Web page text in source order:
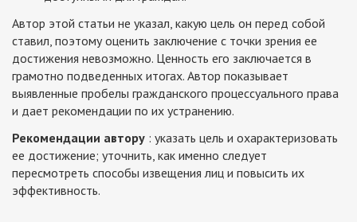
Автор этой статьи не указал, какую цель он перед собой
ставил, поэтому оценить заключение с точки зрения ее
достижения невозможно. Ценность его заключается в
грамотно подведенных итогах. Автор показывает
выявленные пробелы гражданского процессуального права
и дает рекомендации по их устранению.
Рекомендации автору : указать цель и охарактеризовать
ее достижение; уточнить, как именно следует
пересмотреть способы извещения лиц и повысить их
эффективность.